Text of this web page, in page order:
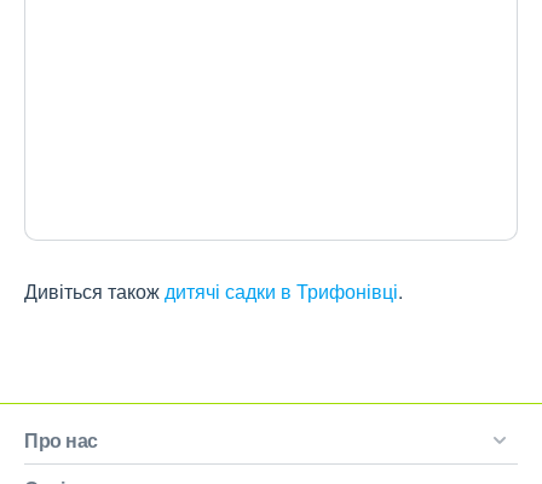
Дивіться такождитячі садки в Трифонівці.
Про нас